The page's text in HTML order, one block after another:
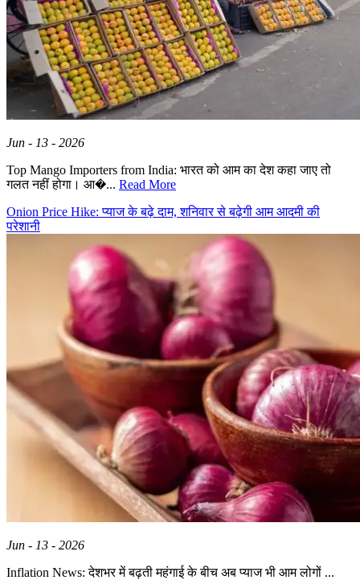
Jun - 13 - 2026
Top Mango Importers from India: भारत को आम का देश कहा जाए तो
गलत नहीं होगा। आ�... Read More
Onion Price Hike: प्याज के बढ़े दाम, शनिवार से बढ़ेगी आम आदमी की
परेशानी
Jun - 13 - 2026
Inflation News: देशभर में बढ़ती महंगाई के बीच अब प्याज भी आम लोगों ...